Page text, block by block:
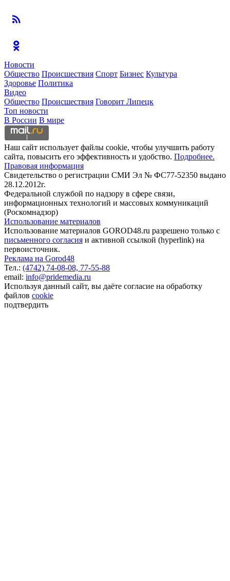
Новости
Общество Происшествия Спорт Бизнес Культура
Здоровье Политика
Видео
Общество Происшествия Говорит Липецк
Топ новости
В России В мире
Наш сайт использует файлы cookie, чтобы улучшить работу
сайта, повысить его эффективность и удобство. Подробнее.
Правовая информация
Свидетельство о регистрации СМИ Эл № ФС77-52350 выдано
28.12.2012г.
Федеральной службой по надзору в сфере связи,
информационных технологий и массовых коммуникаций
(Роскомнадзор)
Использование материалов
Использование материалов GOROD48.ru разрешено только с
письменного согласия и активной ссылкой (hyperlink) на
первоисточник.
Реклама на Gorod48
Тел.: (4742) 74-08-08, 77-55-88
email: info@pridemedia.ru
Используя данный сайт, вы даёте согласие на обработку
файлов cookie
подтвердить